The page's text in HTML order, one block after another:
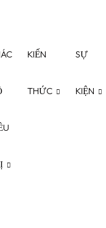
KIẾN
THỨC
SỰ
KIỆN